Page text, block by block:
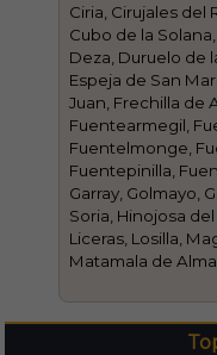
Ciria, Cirujales del
Cubo de la
Deza, Duruelo de
Espeja de San
Juan, Frechilla de
Fuentearmegil,
Fuentelmonge,
Fuentepinilla,
Garray, Golmayo,
Soria, Hinojosa
Liceras, Losilla,
Matamala de